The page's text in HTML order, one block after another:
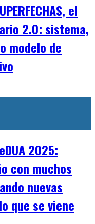
el
2.0: sistema,
modelo de
2025:
con muchos
nuevas
que se viene